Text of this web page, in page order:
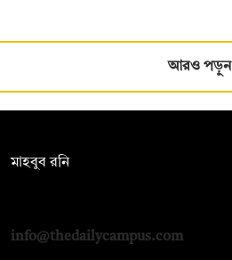
আরও পড়ুন
মাহবুব রনি
info@thedailycampus.com